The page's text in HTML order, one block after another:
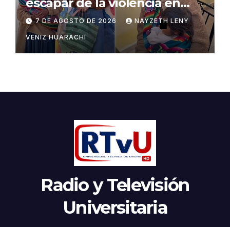
Potosí
7 DE AGOSTO DE 2026 NAYZETH LENY
VENIZ HUARACHI
Radio y Televisión
Universitaria